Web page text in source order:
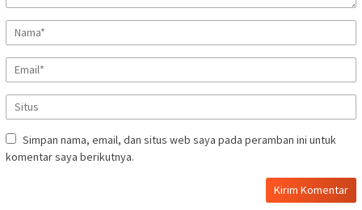
Simpan nama, email, dan situs web saya pada peramban ini untuk
komentar saya berikutnya.